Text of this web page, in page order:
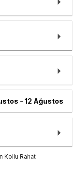
- 12 Ağustos
Kollu Rahat